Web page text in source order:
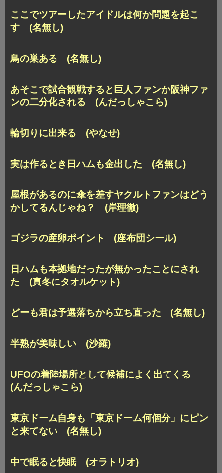
ここでツアーしたアイドルは何か問題を起こ
す (名無し)
鳥の巣ある (名無し)
あそこで試合観戦すると巨人ファンか阪神ファ
ンの二分化される (んだっしゃこら)
輪切りに出来る (やなせ)
実は作るとき日ハムも金出した (名無し)
屋根があるのに傘を差すヤクルトファンはどう
かしてるんじゃね？ (岸理徹)
ゴジラの産卵ポイント (座布団シール)
日ハムも本拠地だったが無かったことにされ
た (真冬にタオルケット)
どーも君は予選落ちから立ち直った (名無し)
半熟が美味しい (沙羅)
UFOの着陸場所として候補によく出てくる
(んだっしゃこら)
東京ドーム自身も「東京ドーム何個分」にピン
と来てない (名無し)
中で眠ると快眠 (オラトリオ)